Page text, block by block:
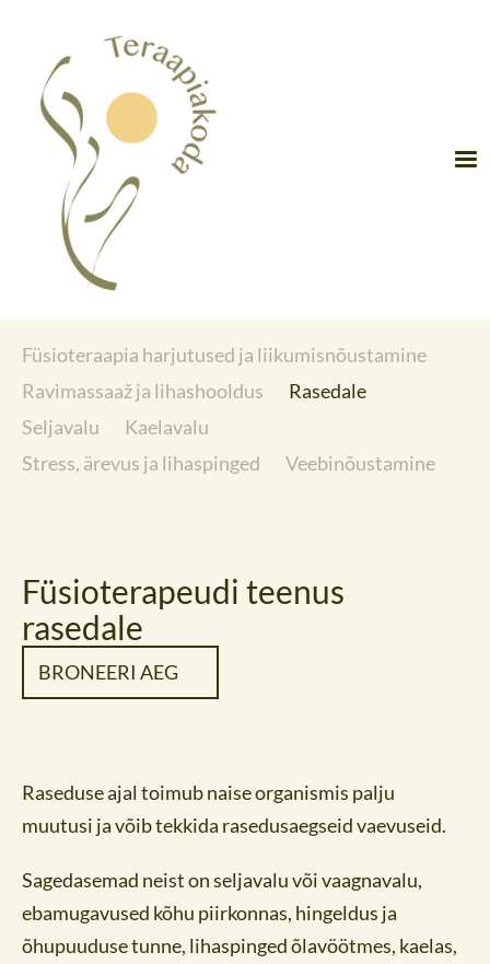
Füsioteraapia harjutused ja liikumisnõustamine
Ravimassaaž ja lihashooldus
Rasedale
Seljavalu
Kaelavalu
Stress, ärevus ja lihaspinged
Veebinõustamine
Füsioterapeudi teenus
rasedale
BRONEERI AEG
Raseduse ajal toimub naise organismis palju
muutusi ja võib tekkida rasedusaegseid vaevuseid.
Sagedasemad neist on seljavalu või vaagnavalu,
ebamugavused kõhu piirkonnas, hingeldus ja
õhupuuduse tunne, lihaspinged õlavöötmes, kaelas,